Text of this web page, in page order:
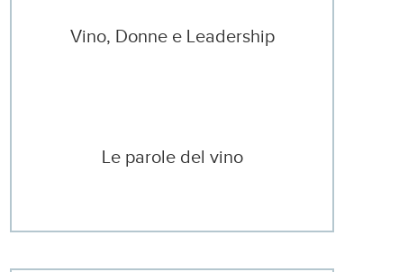
Vino, Donne e Leadership
Le parole del vino